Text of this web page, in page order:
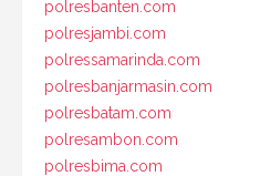
polresbanten.com
polresjambi.com
polressamarinda.com
polresbanjarmasin.com
polresbatam.com
polresambon.com
polresbima.com